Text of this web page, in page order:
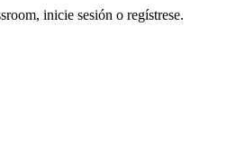
inicie sesión o regístrese.